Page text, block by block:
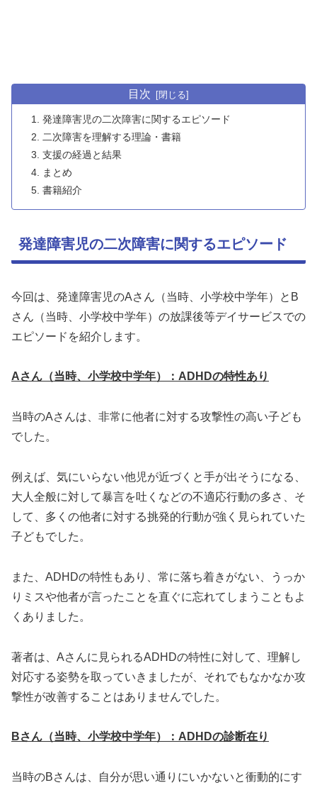
目次
発達障害児の二次障害に関するエピソード
二次障害を理解する理論・書籍
支援の経過と結果
まとめ
書籍紹介
発達障害児の二次障害に関するエピソード
今回は、発達障害児のAさん（当時、小学校中学年）とB
さん（当時、小学校中学年）の放課後等デイサービスでの
エピソードを紹介します。
Aさん （当時、小学校中学年）：ADHDの特性あり
当時のAさんは、非常に他者に対する攻撃性の高い子ども
でした。
例えば、気にいらない他児が近づくと手が出そうになる、
大人全般に対して暴言を吐くなどの不適応行動の多さ、そ
して、多くの他者に対する挑発的行動が強く見られていた
子どもでした。
また、ADHDの特性もあり、常に落ち着きがない、うっか
りミスや他者が言ったことを直ぐに忘れてしまうこともよ
くありました。
著者は、Aさんに見られるADHDの特性に対して、理解し
対応する姿勢を取っていきましたが、それでもなかなか攻
撃性が改善することはありませんでした。
Bさん （当時、小学校中学年）：ADHDの診断在り
当時のBさんは、自分が思い通りにいかないと衝動的にす